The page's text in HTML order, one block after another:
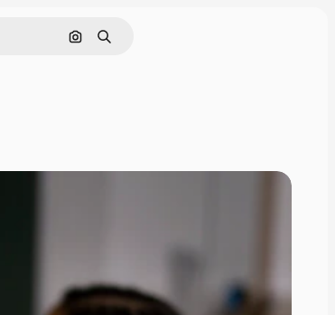
Pesquisar por imagem
Buscar